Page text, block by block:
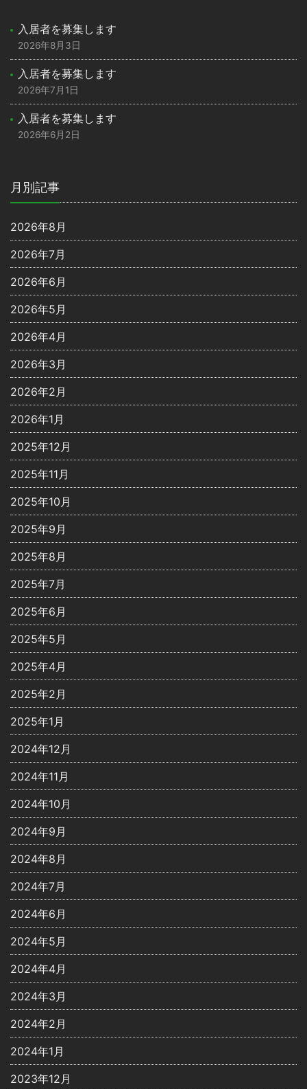
入居者を募集します
2026年8月3日
入居者を募集します
2026年7月1日
入居者を募集します
2026年6月2日
月別記事
2026年8月
2026年7月
2026年6月
2026年5月
2026年4月
2026年3月
2026年2月
2026年1月
2025年12月
2025年11月
2025年10月
2025年9月
2025年8月
2025年7月
2025年6月
2025年5月
2025年4月
2025年2月
2025年1月
2024年12月
2024年11月
2024年10月
2024年9月
2024年8月
2024年7月
2024年6月
2024年5月
2024年4月
2024年3月
2024年2月
2024年1月
2023年12月